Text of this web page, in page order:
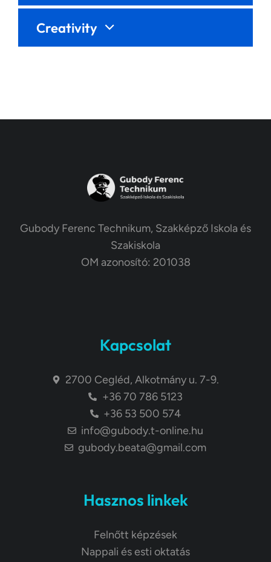
Creativity
Gubody Ferenc Technikum, Szakképző Iskola és
Szakiskola
OM azonosító: 201038
Kapcsolat
2700 Cegléd, Alkotmány u. 7-9.
+36 70 786 5123
+36 53 500 574
info@gubody.t-online.hu
gubody.beata@gmail.com
Hasznos linkek
Felnőtt képzések
Nappali és esti oktatás